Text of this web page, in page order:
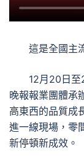
這是全國主
12月20日
晚報報業團體承
高東西的品質成
進一線現場，零
新停頓新成效。